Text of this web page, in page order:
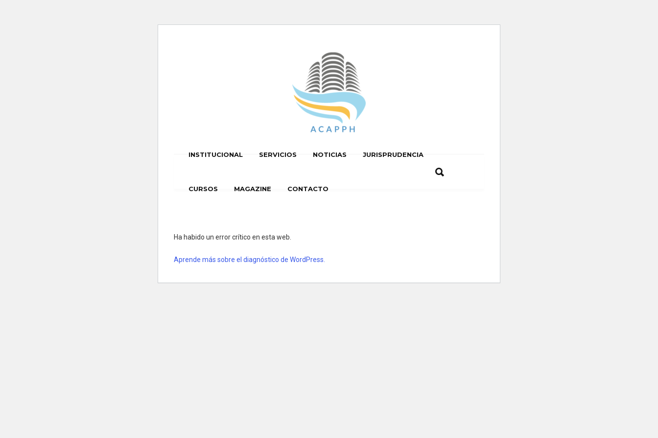
INSTITUCIONAL SERVICIOS NOTICIAS JURISPRUDENCIA
CURSOS MAGAZINE CONTACTO
Ha habido un error crítico en esta web.
Aprende más sobre el diagnóstico de WordPress.